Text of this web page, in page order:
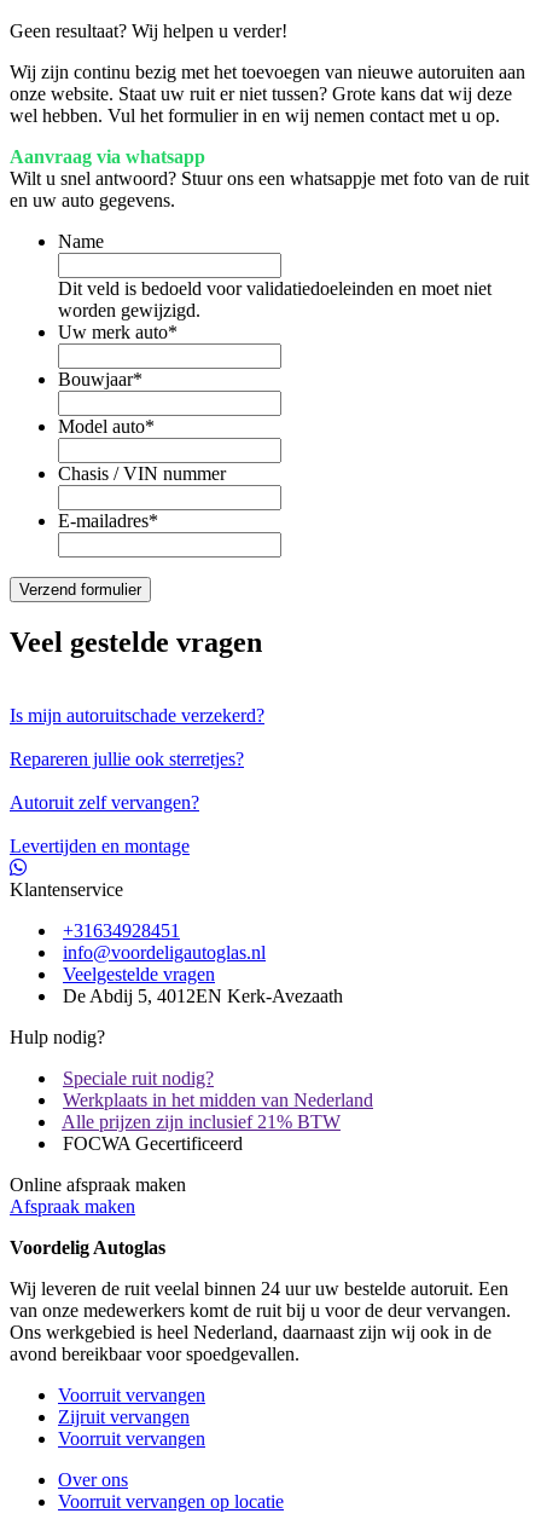
Geen resultaat? Wij helpen u verder!
Wij zijn continu bezig met het toevoegen van nieuwe autoruiten aan
onze website. Staat uw ruit er niet tussen? Grote kans dat wij deze
wel hebben. Vul het formulier in en wij nemen contact met u op.
Aanvraag via whatsapp
Wilt u snel antwoord? Stuur ons een whatsappje met foto van de ruit
en uw auto gegevens.
Name
Dit veld is bedoeld voor validatiedoeleinden en moet niet
worden gewijzigd.
Uw merk auto*
Bouwjaar*
Model auto*
Chasis / VIN nummer
E-mailadres*
Veel gestelde vragen
Is mijn autoruitschade verzekerd?
Repareren jullie ook sterretjes?
Autoruit zelf vervangen?
Levertijden en montage
Klantenservice
+31634928451
info@voordeligautoglas.nl
Veelgestelde vragen
De Abdij 5, 4012EN Kerk-Avezaath
Hulp nodig?
Speciale ruit nodig?
Werkplaats in het midden van Nederland
Alle prijzen zijn inclusief 21% BTW
FOCWA Gecertificeerd
Online afspraak maken
Afspraak maken
Voordelig Autoglas
Wij leveren de ruit veelal binnen 24 uur uw bestelde autoruit. Een
van onze medewerkers komt de ruit bij u voor de deur vervangen.
Ons werkgebied is heel Nederland, daarnaast zijn wij ook in de
avond bereikbaar voor spoedgevallen.
Voorruit vervangen
Zijruit vervangen
Voorruit vervangen
Over ons
Voorruit vervangen op locatie